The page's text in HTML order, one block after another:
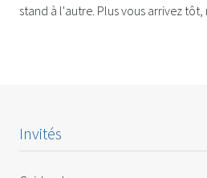
stand à l'autre. Plus vous arrivez
Invités